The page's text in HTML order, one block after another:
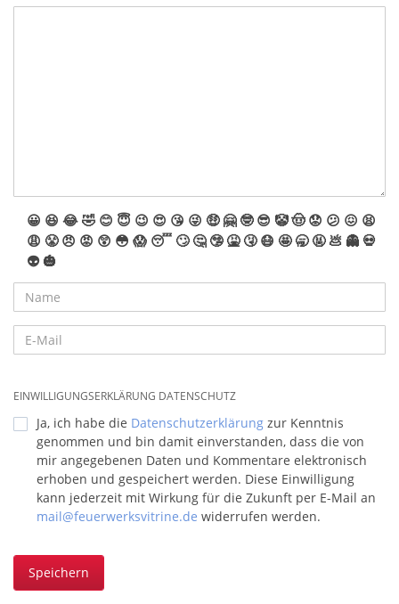
😀 😆 😂🤣 😊 😇 😉 😍 😘 😜 🤑 🤗 🤓 😎 🤡🤠 😟 😕 😖 😫
😩 😤 😠 😡 😲 😳 😱 😴 🙄 🤔 🤥 🤮 🤧 😷 🤩 🥱 🤬 💩 👻 💀
👽 🎃
EINWILLIGUNGSERKLÄRUNG DATENSCHUTZ
Ja, ich habe die Datenschutzerklärung zur Kenntnis
genommen und bin damit einverstanden, dass die von
mir angegebenen Daten und Kommentare elektronisch
erhoben und gespeichert werden. Diese Einwilligung
kann jederzeit mit Wirkung für die Zukunft per E-Mail an
mail@feuerwerksvitrine.de widerrufen werden.
Speichern